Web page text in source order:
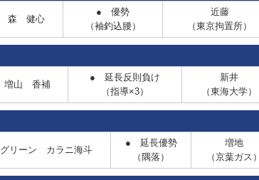
森 健心
● 優勢
（袖釣込腰）
近藤
（東京拘置所）
増山 香補
● 延長反則負け
（指導×3）
新井
（東海大学）
グリーン カラニ海斗
● 延長優勢
（隅落）
増地
（京葉ガス）